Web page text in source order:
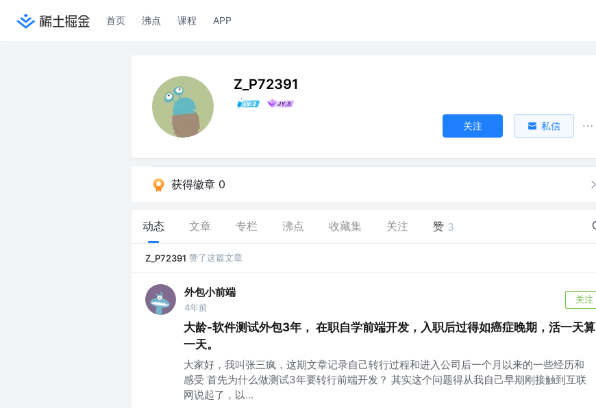
首页 沸点 课程 APP
Z_P72391
关注 私信
获得徽章 0
动态 文章 专栏 沸点 收藏集 关注 赞 3
Z_P72391 赞了这篇文章
外包小前端
4年前
关注
大龄-软件测试外包3年， 在职自学前端开发，入职后过得如癌症晚期，活一天算
一天。
大家好，我叫张三疯，这期文章记录自己转行过程和进入公司后一个月以来的一些经历和
感受 首先为什么做测试3年要转行前端开发？ 其实这个问题得从我自己早期刚接触到互联
网说起了，以...